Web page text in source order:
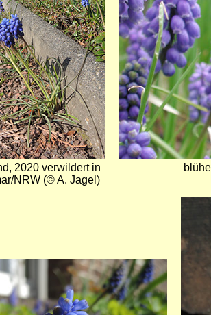
2020 verwildert in
NRW (© A. Jagel)